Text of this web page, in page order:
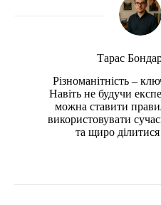
Тарас
Різноманітність –
Навіть не будучи
можна ставити
використовувати
та щиро